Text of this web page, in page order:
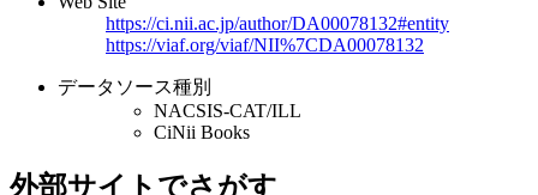
https://ci.nii.ac.jp/author/DA00078132#entity
https://viaf.org/viaf/NII%7CDA00078132
データソース種別
NACSIS-CAT/ILL
CiNii Books
外部サイトでさがす